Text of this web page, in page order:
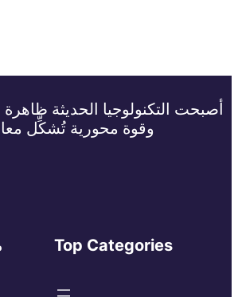
أصبحت التكنولوجيا الحديثة
وقوة محورية تُشكِّل
Top Categories